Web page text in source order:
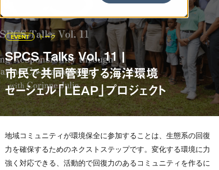
EVENT トーク
SPCS Talks Vol. 11 |
市民で共同管理する海洋環境
セーシェル「LEAP」プロジェクト
地域コミュニティが環境保全に参加することは、生態系の回復
力を確保するためのネクストステップです。変化する環境に力
強く対応できる、活動的で回復力のあるコミュニティを作るに